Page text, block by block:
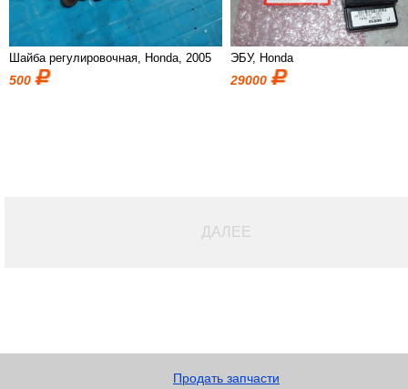
Шайба регулировочная, Honda, 2005
500
ЭБУ, Honda
29000
ДАЛЕЕ
Продать запчасти